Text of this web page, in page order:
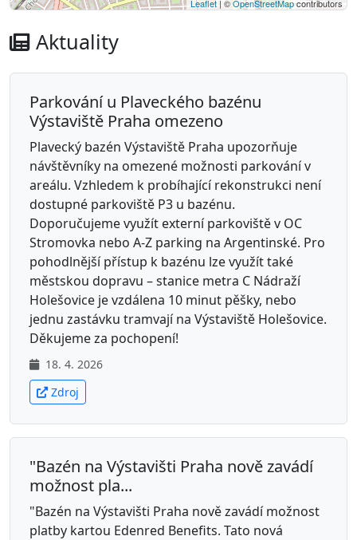
Leaflet | ©OpenStreetMapcontributors
Aktuality
Parkování u Plaveckého bazénu
Výstaviště Praha omezeno
Plavecký bazén Výstaviště Praha upozorňuje
návštěvníky na omezené možnosti parkování v
areálu. Vzhledem k probíhající rekonstrukci není
dostupné parkoviště P3 u bazénu.
Doporučujeme využít externí parkoviště v OC
Stromovka nebo A-Z parking na Argentinské. Pro
pohodlnější přístup k bazénu lze využít také
městskou dopravu – stanice metra C Nádraží
Holešovice je vzdálena 10 minut pěšky, nebo
jednu zastávku tramvají na Výstaviště Holešovice.
Děkujeme za pochopení!
18. 4. 2026
Zdroj
"Bazén na Výstavišti Praha nově zavádí
možnost pla...
"Bazén na Výstavišti Praha nově zavádí možnost
platby kartou Edenred Benefits. Tato nová